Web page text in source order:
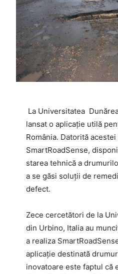
La Universitatea
lansat o aplicație utilă
România. Datorită
SmartRoadSense,
starea tehnică a
a se găsi soluții de
defect.
Zece cercetători de la
din Urbino, Italia au
a realiza
aplicație destinată
inovatoare este faptul că